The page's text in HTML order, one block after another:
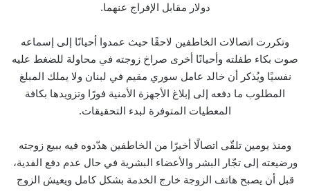
دولار مقابل الإفراج عنهما.
وتكررت اتصالات الخاطفين لاحقًا حيث عمدوا أحيانًا إلى إسماعه
صوت بكاء طفلته وأحيانًا أخرى صراخ زوجته في محاولة للضغط عليه
نفسيًا ويُذكر أن خالد عامل سوري مقيم في لبنان ولا يملك المبلغ
المطلوب ما دفعه إلى إبلاغ الأجهزة الأمنية فورًا وتزويدها بكافة
المعطيات المتوفرة لبدء التحقيقات.
ومنذ يومين تلقّى اتصالًا أخيرًا من الخاطفين هدّدوه فيه ببيع زوجته
ورضيعته إلى تجّار البشر والأعضاء البشرية في حال عدم دفع الفدية،
قبل أن يصبح هاتف الزوجة خارج الخدمة بشكل كامل ويعيش الزوج